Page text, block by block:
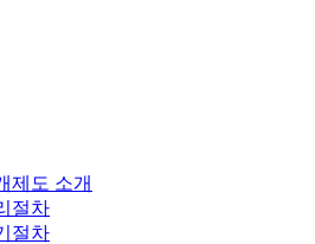
제도 소개
절차
절차